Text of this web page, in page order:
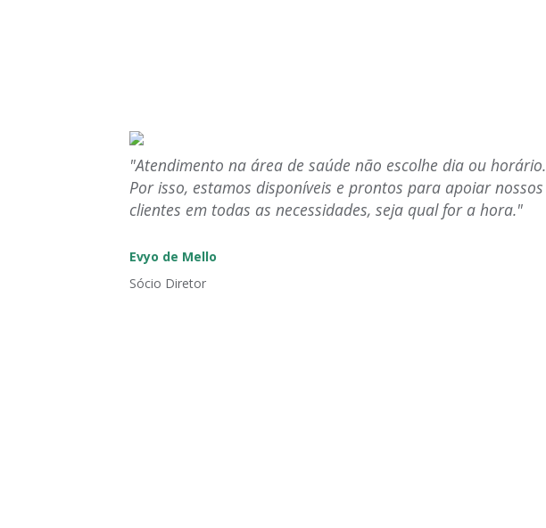
"Atendimento na área de saúde não escolhe dia ou horário.
Por isso, estamos disponíveis e prontos para apoiar nossos
clientes em todas as necessidades, seja qual for a hora."
Evyo de Mello
Sócio Diretor